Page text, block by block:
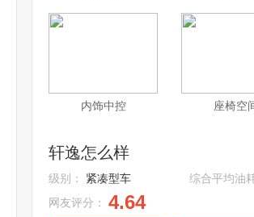
内饰中控 座椅空
轩逸怎么样
级别： 紧凑型车 综合平均油
网友评分： 4.64